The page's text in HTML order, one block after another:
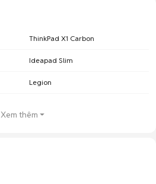
ThinkPad X1 Carbon
Ideapad Slim
Legion
Xem thêm